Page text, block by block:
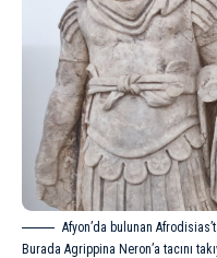
Afyon’da bulunan
Burada Agrippina Neron’a tacını